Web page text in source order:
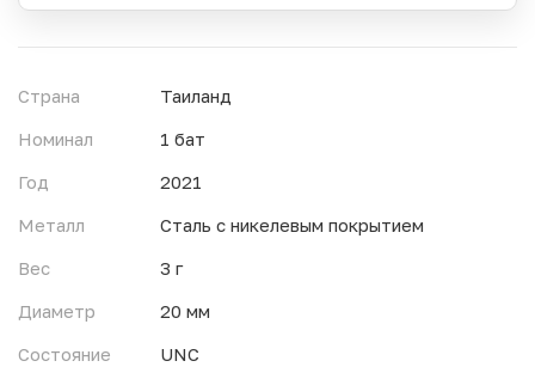
Период действия акции:
Время до окончания:
13
Страна
Таиланд
Номинал
1 бат
Год
2021
Металл
Сталь с никелевым покрытием
Вес
3 г
Диаметр
20 мм
Состояние
UNC